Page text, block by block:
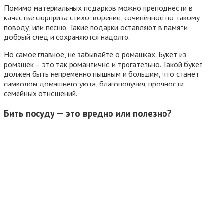
Помимо материальных подарков можно преподнести в
качестве сюрприза стихотворение, сочинённое по такому
поводу, или песню. Такие подарки оставляют в памяти
добрый след и сохраняются надолго.
Но самое главное, не забывайте о ромашках. Букет из
ромашек – это так романтично и трогательно. Такой букет
должен быть непременно пышным и большим, что станет
символом домашнего уюта, благополучия, прочности
семейных отношений.
Бить посуду — это вредно или полезно?